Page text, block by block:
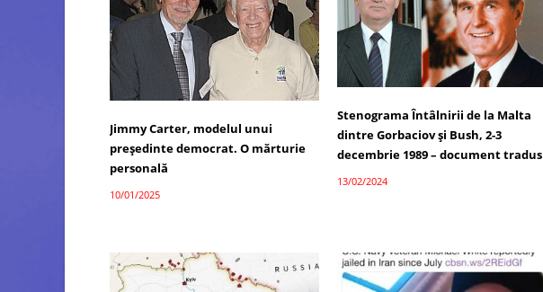
Jimmy Carter, modelul unui
președinte democrat. O mărturie
personală
10/01/2025
Stenograma Întâlnirii de la Malta
dintre Gorbaciov și Bush, 2-3
decembrie 1989 – document tradus
13/02/2024